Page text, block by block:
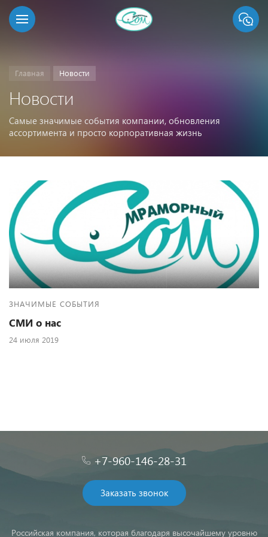
Главная Новости
Новости
Самые значимые события компании, обновления
ассортимента и просто корпоративная жизнь
ЗНАЧИМЫЕ СОБЫТИЯ
СМИ о нас
24 июля 2019
+7-960-146-28-31
Заказать звонок
Российская компания, которая благодаря высочайшему уровню